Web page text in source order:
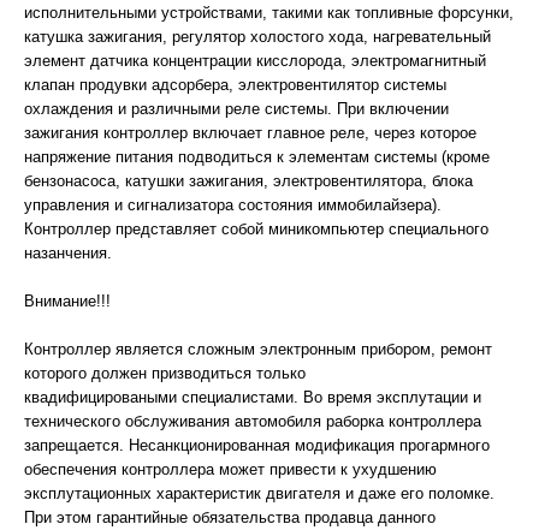
исполнительными устройствами, такими как топливные форсунки,
катушка зажигания, регулятор холостого хода, нагревательный
элемент датчика концентрации кисслорода, электромагнитный
клапан продувки адсорбера, электровентилятор системы
охлаждения и различными реле системы. При включении
зажигания контроллер включает главное реле, через которое
напряжение питания подводиться к элементам системы (кроме
бензонасоса, катушки зажигания, электровентилятора, блока
управления и сигнализатора состояния иммобилайзера).
Контроллер представляет собой миникомпьютер специального
назанчения.
Внимание!!!
Контроллер является сложным электронным прибором, ремонт
которого должен призводиться только
квадифицироваными специалистами. Во время эксплутации и
технического обслуживания автомобиля раборка контроллера
запрещается. Несанкционированная модификация прогармного
обеспечения контроллера может привести к ухудшению
эксплутационных характеристик двигателя и даже его поломке.
При этом гарантийные обязательства продавца данного